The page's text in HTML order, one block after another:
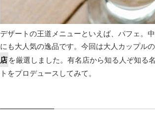
デザートの王道メニューといえば、パフェ。
にも大人気の逸品です。今回は大人カップル
店を厳選しました。有名店から知る人ぞ知る
トをプロデュースしてみて。